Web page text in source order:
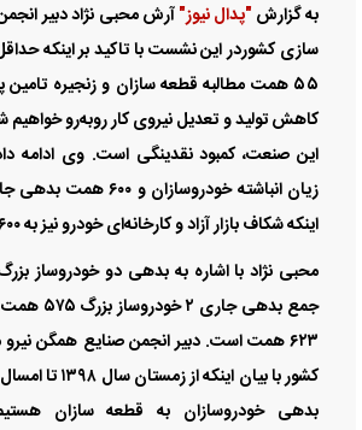
به گزارش"پدال نیوز"آرش محبی نژاد دبیر
۵۵ همت مطالبه قطعه سازان و زنجیره
کاهش تولید و تعدیل نیروی کار روبه‌رو
زیان انباشته
اینکه شکاف بازار آزاد و کارخانه‌ای خودرو نیز به ۶۰۰ همت رسیده است.
محبی نژاد با اشاره به بدهی دو خودروساز
جمع بدهی
۶۲۳ همت است. دبیر انجمن صنایع همگن
کشور با بیان
بدهی خودروسازان به قطعه سازان